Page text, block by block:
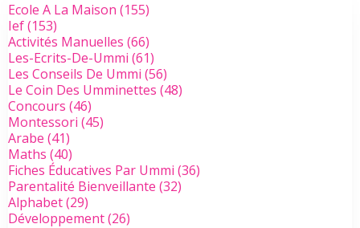
Ecole A La Maison (155)
Ief(153)
Activités Manuelles (66)
Les-Ecrits-De-Ummi (61)
Les Conseils De Ummi (56)
Le Coin Des Umminettes (48)
Concours (46)
Montessori (45)
Arabe (41)
Maths (40)
Fiches Éducatives Par Ummi (36)
Parentalité Bienveillante (32)
Alphabet(29)
Développement(26)